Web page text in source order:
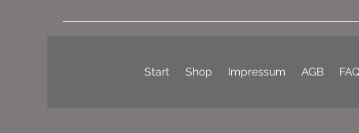
Start Shop Impressum AGB FAQ